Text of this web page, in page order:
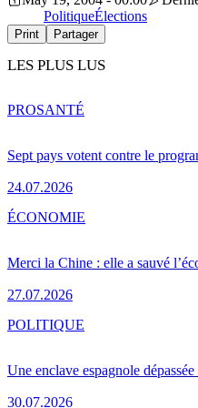
PolitiqueÉlections
Print Partager
LES PLUS LUS
Sept pays votent contre le
24.07.2026
PROSANTÉ
Merci la Chine : elle a sauvé
27.07.2026
ÉCONOMIE
Une enclave espagnole
30.07.2026
POLITIQUE